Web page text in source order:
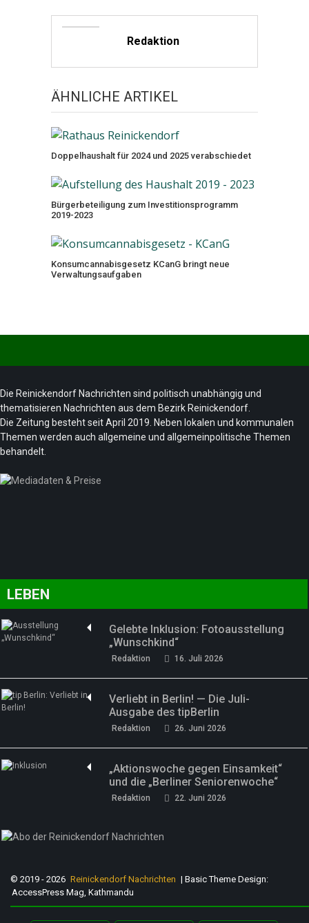
Redaktion
ÄHNLICHE ARTIKEL
Doppelhaushalt für 2024 und 2025 verabschiedet
Bürgerbeteiligung zum Investitionsprogramm
2019-2023
Konsumcannabisgesetz KCanG bringt neue
Verwaltungsaufgaben
Die Reinickendorf Nachrichten sind politisch unabhängig und
thematisieren Nachrichten aus dem Bezirk Reinickendorf.
Die Zeitung besteht seit April 2019. Neben lokalen und kommunalen
Themen werden auch allgemeine und allgemeinpolitische Themen
behandelt.
LEBEN
Gelebte Inklusion: Fotoausstellung
„Wunschkind“
Redaktion 16. Juli 2026
Verliebt in Berlin! — Die Juli-
Ausgabe des tipBerlin
Redaktion 26. Juni 2026
„Aktionswoche gegen Einsamkeit“
und die „Berliner Seniorenwoche“
Redaktion 22. Juni 2026
© 2019 - 2026 Reinickendorf Nachrichten | Basic Theme Design:
AccessPress Mag, Kathmandu